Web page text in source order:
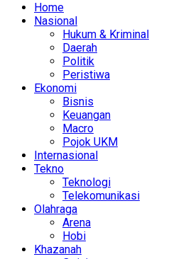
Home
Nasional
Hukum & Kriminal
Daerah
Politik
Peristiwa
Ekonomi
Bisnis
Keuangan
Macro
Pojok UKM
Internasional
Tekno
Teknologi
Telekomunikasi
Olahraga
Arena
Hobi
Khazanah